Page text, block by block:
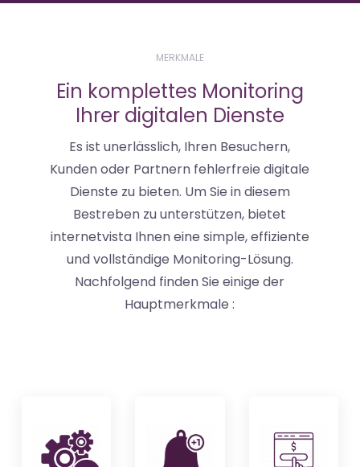
MERKMALE
Ein komplettes Monitoring
Ihrer digitalen Dienste
Es ist unerlässlich, Ihren Besuchern,
Kunden oder Partnern fehlerfreie digitale
Dienste zu bieten. Um Sie in diesem
Bestreben zu unterstützen, bietet
internetvista Ihnen eine simple, effiziente
und vollständige Monitoring-Lösung.
Nachfolgend finden Sie einige der
Hauptmerkmale :